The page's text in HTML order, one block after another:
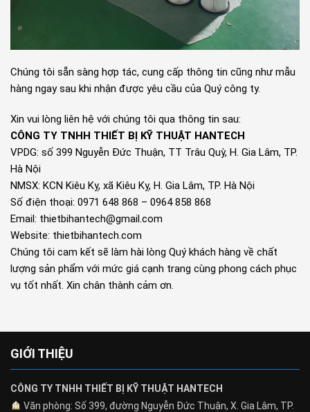
Chúng tôi sẵn sàng hợp tác, cung cấp thông tin cũng như mẫu
hàng ngay sau khi nhận được yêu cầu của Quý công ty.
Xin vui lòng liên hệ với chúng tôi qua thông tin sau:
CÔNG TY TNHH THIẾT BỊ KỸ THUẬT HANTECH
VPDG: số 399 Nguyễn Đức Thuận, TT Trâu Quỳ, H. Gia Lâm, TP.
Hà Nội
NMSX: KCN Kiêu Kỵ, xã Kiêu Kỵ, H. Gia Lâm, TP. Hà Nội
Số điện thoại: 0971 648 868 – 0964 858 868
Email: thietbihantech@gmail.com
Website: thietbihantech.com
Chúng tôi cam kết sẽ làm hài lòng Quý khách hàng về chất
lượng sản phẩm với mức giá cạnh trang cùng phong cách phục
vụ tốt nhất. Xin chân thành cảm ơn.
GIỚI THIỆU
CÔNG TY TNHH THIẾT BỊ KỸ THUẬT HANTECH
Văn phòng: Số 399, đường Nguyễn Đức Thuận, X. Gia Lâm, TP.